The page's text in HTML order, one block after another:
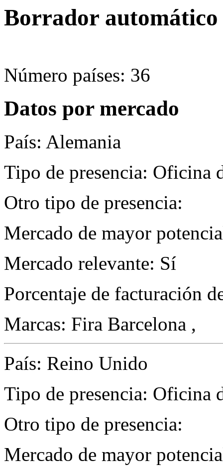
Borrador automático
Número países: 36
Datos por mercado
País: Alemania
Tipo de presencia: Oficina
Otro tipo de presencia:
Mercado de mayor
Mercado relevante: Sí
Porcentaje de facturación
Marcas: Fira Barcelona ,
País: Reino Unido
Tipo de presencia: Oficina
Otro tipo de presencia:
Mercado de mayor